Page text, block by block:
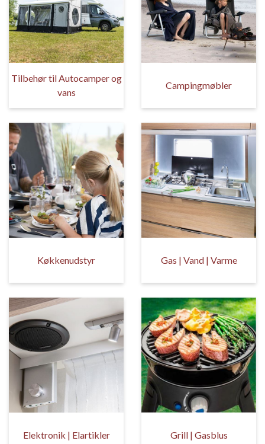
Tilbehør til Autocamper og
vans
Campingmøbler
Køkkenudstyr Gas | Vand | Varme
Elektronik | Elartikler Grill | Gasblus